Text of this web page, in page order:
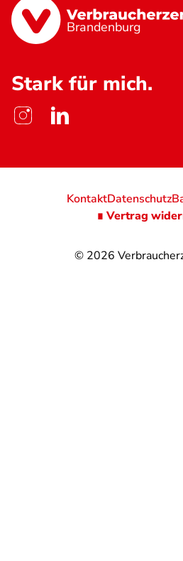
Brandenburg
Stark für mich.
© 2026
KontaktDatenschutz
∎ Vertrag